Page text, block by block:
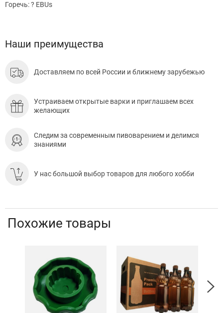
Горечь: ? EBUs
Наши преимущества
Доставляем по всей России и ближнему зарубежью
Устраиваем открытые варки и приглашаем всех
желающих
Следим за современным пивоварением и делимся
знаниями
У нас большой выбор товаров для любого хобби
Похожие товары